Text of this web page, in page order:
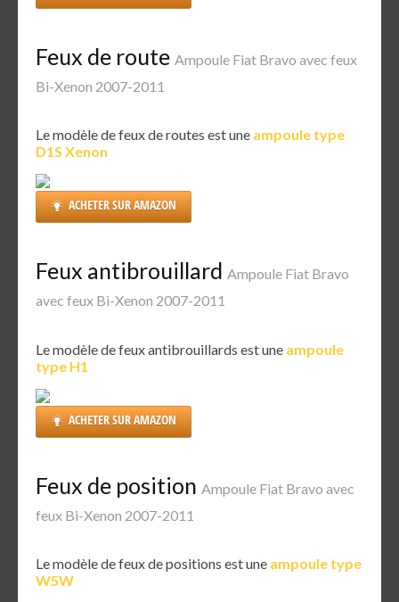
Feux de route Ampoule Fiat Bravo avec feux
Bi-Xenon 2007-2011
Le modèle de feux de routes est une ampoule type
D1S Xenon
ACHETER SUR AMAZON
Feux antibrouillard Ampoule Fiat Bravo
avec feux Bi-Xenon 2007-2011
Le modèle de feux antibrouillards est une ampoule
type H1
ACHETER SUR AMAZON
Feux de position Ampoule Fiat Bravo avec
feux Bi-Xenon 2007-2011
Le modèle de feux de positions est une ampoule type
W5W